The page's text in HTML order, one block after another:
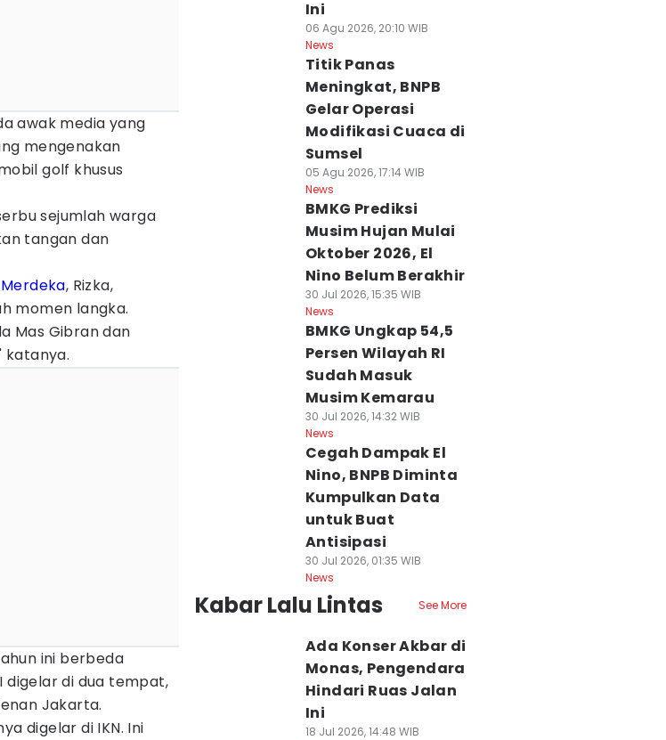
awak media yang
mengenakan
golf khusus
sejumlah warga
tangan dan
, Rizka,
momen langka.
Mas Gibran dan
katanya.
ini berbeda
digelar di dua tempat,
Jakarta.
digelar di IKN. Ini
Ini
06 Agu 2026, 20:10 WIB
News
Titik Panas
Meningkat, BNPB
Gelar Operasi
Modifikasi Cuaca di
Sumsel
05 Agu 2026, 17:14 WIB
News
BMKG Prediksi
Musim Hujan Mulai
Oktober 2026, El
Nino Belum Berakhir
30 Jul 2026, 15:35 WIB
News
BMKG Ungkap 54,5
Persen Wilayah RI
Sudah Masuk
Musim Kemarau
30 Jul 2026, 14:32 WIB
News
Cegah Dampak El
Nino, BNPB Diminta
Kumpulkan Data
untuk Buat
Antisipasi
30 Jul 2026, 01:35 WIB
News
Kabar Lalu Lintas See More
Ada Konser Akbar di
Monas, Pengendara
Hindari Ruas Jalan
Ini
18 Jul 2026, 14:48 WIB